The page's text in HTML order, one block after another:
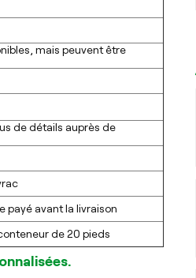
mais peuvent être
de détails auprès de
payé avant la livraison
de 20 pieds